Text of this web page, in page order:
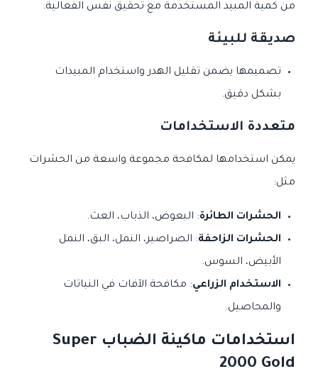
من كمية المبيد المستخدمة مع تحقيق نفس الفعالية.
صديقة للبيئة
تصميمها يضمن تقليل الهدر واستخدام المبيدات
بشكل دقيق.
متعددة الاستخدامات
يمكن استخدامها لمكافحة مجموعة واسعة من الحشرات
مثل:
الحشرات الطائرة: البعوض، الذباب، العث.
الحشرات الزاحفة: الصراصير، النمل، البق، النمل
الأبيض، السوس.
الاستخدام الزراعي: مكافحة الآفات في النباتات
والمحاصيل.
استخدامات ماكينة الضباب Super
2000 Gold